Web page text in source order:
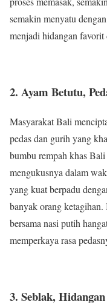
semakin menyatu
menjadi hidangan favorit
2. Ayam Betutu,
Masyarakat Bali
pedas dan gurih yang
bumbu rempah khas
mengukusnya dalam
yang kuat berpadu
banyak orang
bersama nasi putih
memperkaya rasa
3. Seblak,